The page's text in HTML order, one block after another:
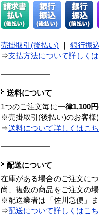
売掛取引(後払い) 銀行振
⇒支払方法について詳しく
送料について
1つのご注文毎に一律1,100
※売掛取引(後払い)のお客様
⇒送料について詳しくはこ
配送について
在庫がある場合のご注文に
尚、複数の商品をご注文の
※配送業者は「佐川急便」
⇒配送について詳しくはこ